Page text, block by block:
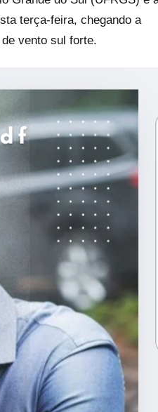
terça-feira, chegando a
vento sul forte.